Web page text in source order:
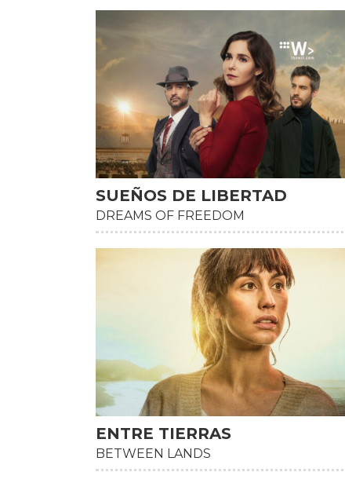
HD
SUEÑOS DE LIBERTAD
DREAMS OF FREEDOM
HD
ENTRE TIERRAS
BETWEEN LANDS